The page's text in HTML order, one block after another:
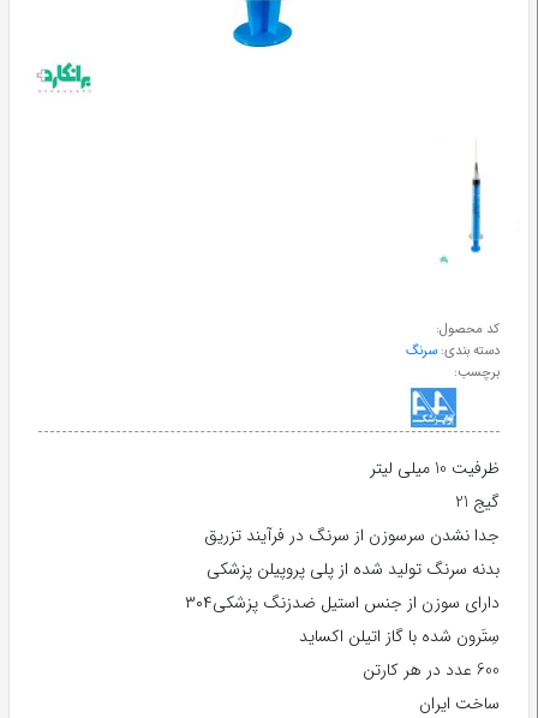
درمانی
ابزار
جراحی
کد محصول:
دسته بندی: سرنگ
برچسب:
ظرفیت 10 میلی لیتر
گیج 21
جدا نشدن سرسوزن از سرنگ در فرآیند تزریق
بدنه سرنگ تولید شده از پلی پروپیلن پزشکی
دارای سوزن از جنس استیل ضدزنگ پزشکی۳۰۴
سِتَرون شده با گاز اتیلن اکساید
600 عدد در هر کارتن
ساخت ایران